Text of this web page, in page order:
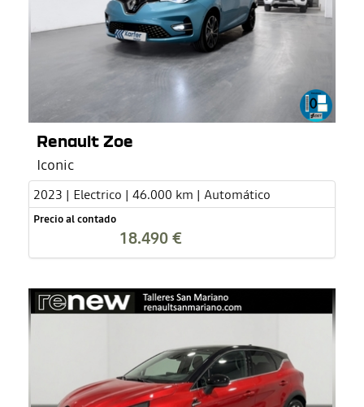
Renault Zoe
Iconic
2023 | Electrico | 46.000 km | Automático
Precio al contado
18.490 €